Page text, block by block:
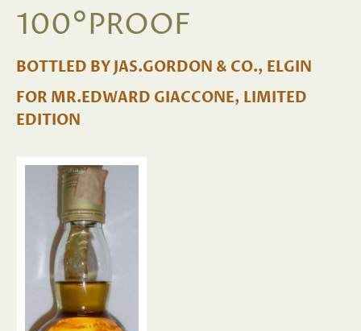
100°PROOF
BOTTLED BY JAS.GORDON & CO., ELGIN
FOR MR.EDWARD GIACCONE, LIMITED
EDITION